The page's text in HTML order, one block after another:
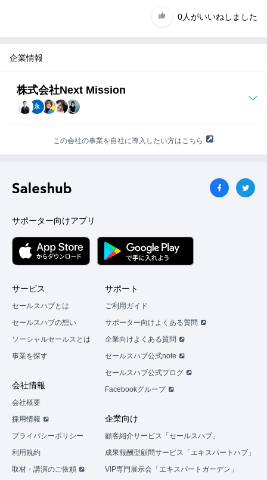
この事業の優れている点は、「自衛官経験をキャリア価値とし
肢を提示していることは大きな革新性があると感じました。
0人がいいねしました
企業情報
株式会社Next Mission
永
この会社の事業を自社に導入したい方はこちら
た
へ
サポーター向けアプリ
サービス
セールスハブとは
セールスハブの想い
ソーシャルセールスとは
事業を探す
会社情報
会社概要
採用情報
プライバシーポリシー
利用規約
取材・講演のご依頼
サポート
ご利用ガイド
サポーター向けよくある質問
企業向けよくある質問
セールスハブ公式note
セールスハブ公式ブログ
Facebookグループ
企業向け
顧客紹介サービス「セールスハブ」
成果報酬型顧問サービス「エキスパートハブ」
VIP専門展示会「エキスパートガーデン」